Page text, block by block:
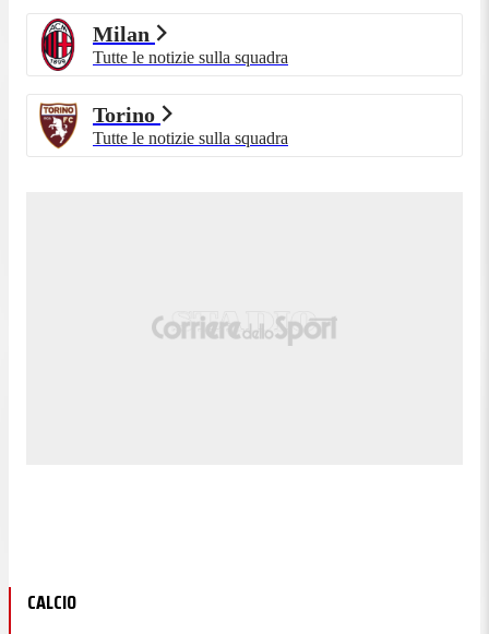
Milan
Tutte le notizie sulla squadra
Torino
Tutte le notizie sulla squadra
CALCIO